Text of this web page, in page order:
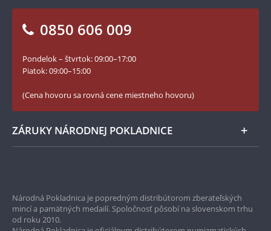
Numizmatické novinky
Blog Pokladnica mincí
Facebook Národnej Pokladnice
YouTube Národnej Pokladnice
0850 606 009
Pondelok – štvrtok: 09:00–17:00
Piatok: 09:00–15:00
(Cena hovoru sa rovná cene miestneho hovoru)
ZÁRUKY NÁRODNEJ POKLADNICE
Garancia najvyššej kvality
Národná Pokladnica je popredným distribútorom zberateľských
mincí a pamätných medailí. Spoločnosť pôsobí na slovenskom trhu
od roku 2010.